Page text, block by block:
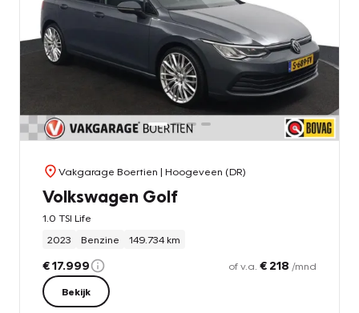
Vakgarage Boertien | Hoogeveen (DR)
Volkswagen Golf
1.0 TSI Life
2023
Benzine 149.734 km
€ 17.999 of v.a. € 218 /mnd
Bekijk